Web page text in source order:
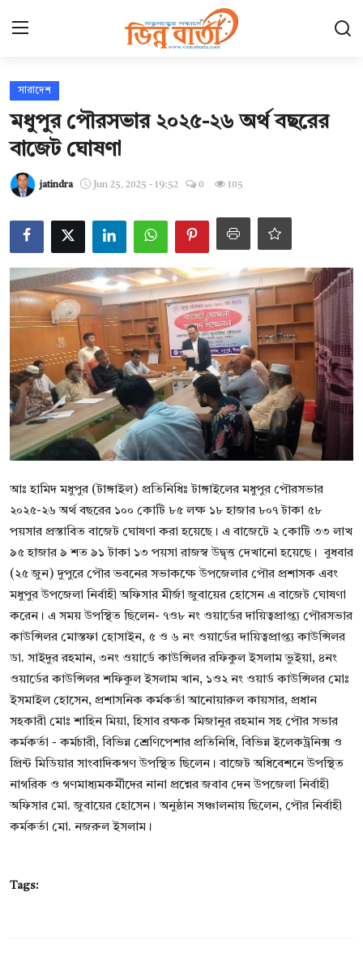
হোম
Contact
ছবি ঘর
আন্তর্জাতিক
খেলা
বিনোদন
বাণিজ্য
শিল্প ও সাহিত্য
জাতীয়
রাজনীতি
Bangla
সারাদেশ
‎মধুপুর পৌরসভার ২০২৫-২৬ অর্থ বছরের
বাজেট ঘোষণা
jatindra Jun 25, 2025 - 19:52 0 105
আঃ হামিদ মধুপুর (টাঙ্গাইল) প্রতিনিধিঃ টাঙ্গাইলের মধুপুর পৌরসভার
২০২৫-২৬ অর্থ বছরের ১০০ কোটি ৮৫ লক্ষ ১৮ হাজার ৮০৭ টাকা ৫৮
পয়সার প্রস্তাবিত বাজেট ঘোষণা করা হয়েছে। এ বাজেটে ২ কোটি ৩৩ লাখ
৯৫ হাজার ৯ শত ৯১ টাকা ১৩ পয়সা রাজস্ব উদ্বৃত্ত দেখানো হয়েছে। ‎ বুধবার
(২৫ জুন) দুপুরে পৌর ভবনের সভাকক্ষে উপজেলার পৌর প্রশাসক এবং
মধুপুর উপজেলা নির্বাহী অফিসার মীর্জা জুবায়ের হোসেন এ বাজেট ঘোষণা
করেন। ‎এ সময় উপস্থিত ছিলেন- ৭ও৮ নং ওয়ার্ডের দায়িত্বপ্রাপ্ত্য পৌরসভার
কাউন্সিলর মোস্তফা হোসাইন, ৫ ও ৬ নং ওয়ার্ডের দায়িত্বপ্রাপ্ত্য কাউন্সিলর
ডা. সাইদুর রহমান, ৩নং ওয়ার্ডে কাউন্সিলর রফিকুল ইসলাম ভুইয়া, ৪নং
ওয়ার্ডের কাউন্সিলর শফিকুল ইসলাম খান, ১ও২ নং ওয়ার্ড কাউন্সিলর মোঃ
ইসমাইল হোসেন, প্রশাসনিক কর্মকর্তা আনোয়ারুল কায়সার, প্রধান
সহকারী মোঃ শাহিন মিয়া, হিসাব রক্ষক মিজানুর রহমান সহ পৌর সভার
কর্মকর্তা - কর্মচারী, বিভিন্ন শ্রেণিপেশার প্রতিনিধি, বিভিন্ন ইলেকট্রনিক্স ও
প্রিন্ট মিডিয়ার সাংবাদিকগণ উপস্থিত ছিলেন। বাজেট অধিবেশনে উপস্থিত
নাগরিক ও গণমাধ্যমকর্মীদের নানা প্রশ্নের জবাব দেন উপজেলা নির্বাহী
অফিসার মো. জুবায়ের হোসেন। অনুষ্ঠান সঞ্চালনায় ছিলেন, পৌর নির্বাহী
কর্মকর্তা মো. নজরুল ইসলাম।
Tags: